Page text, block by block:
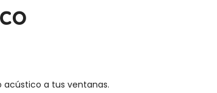
acústico a tus ventanas.